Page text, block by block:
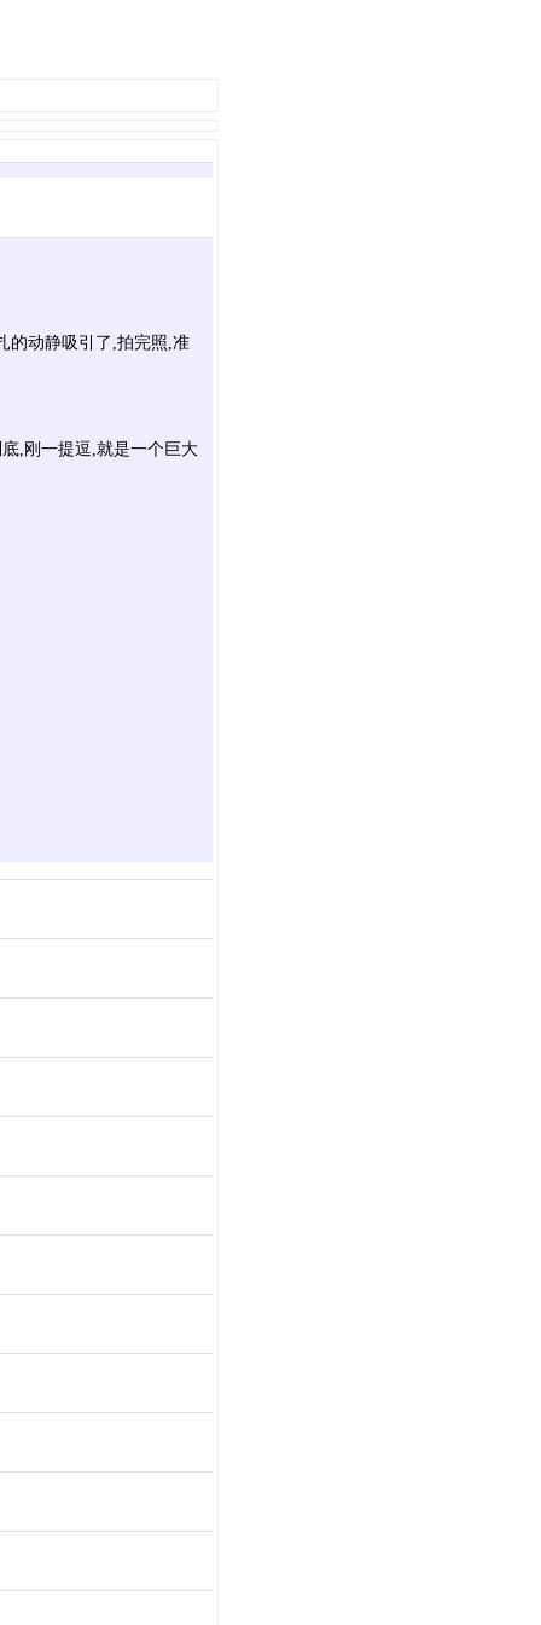
动静吸引了,拍完照,准
,刚一提逗,就是一个巨大